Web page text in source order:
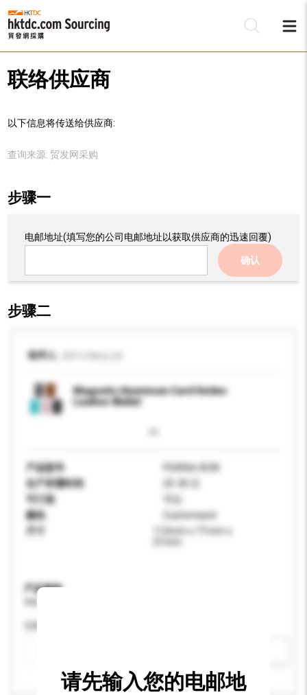
联络供应商
以下信息将传送给供应商:
查询来源: 贸发网采购
步骤一
电邮地址(填写您的公司电邮地址以获取供应商的迅速回覆)
确认
步骤二
收件人
Magnetic Aluminum Card Holder
Leather Wallet
产品型号
P04066-BON
生产所需时间
25-30 日
可订造
可以
颜色
Customized
112mm x 71mm x
产品规格
请先输入您的电邮地